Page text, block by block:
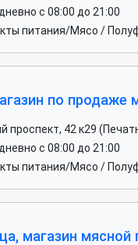
с 08:00 до 21:00
питания/Мясо /
по продаже
проспект, 42 к29
с 08:00 до 21:00
питания/Мясо /
магазин мясной